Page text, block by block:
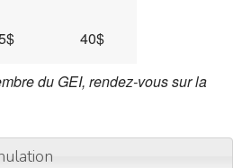
40$
du GEI, rendez-vous sur la